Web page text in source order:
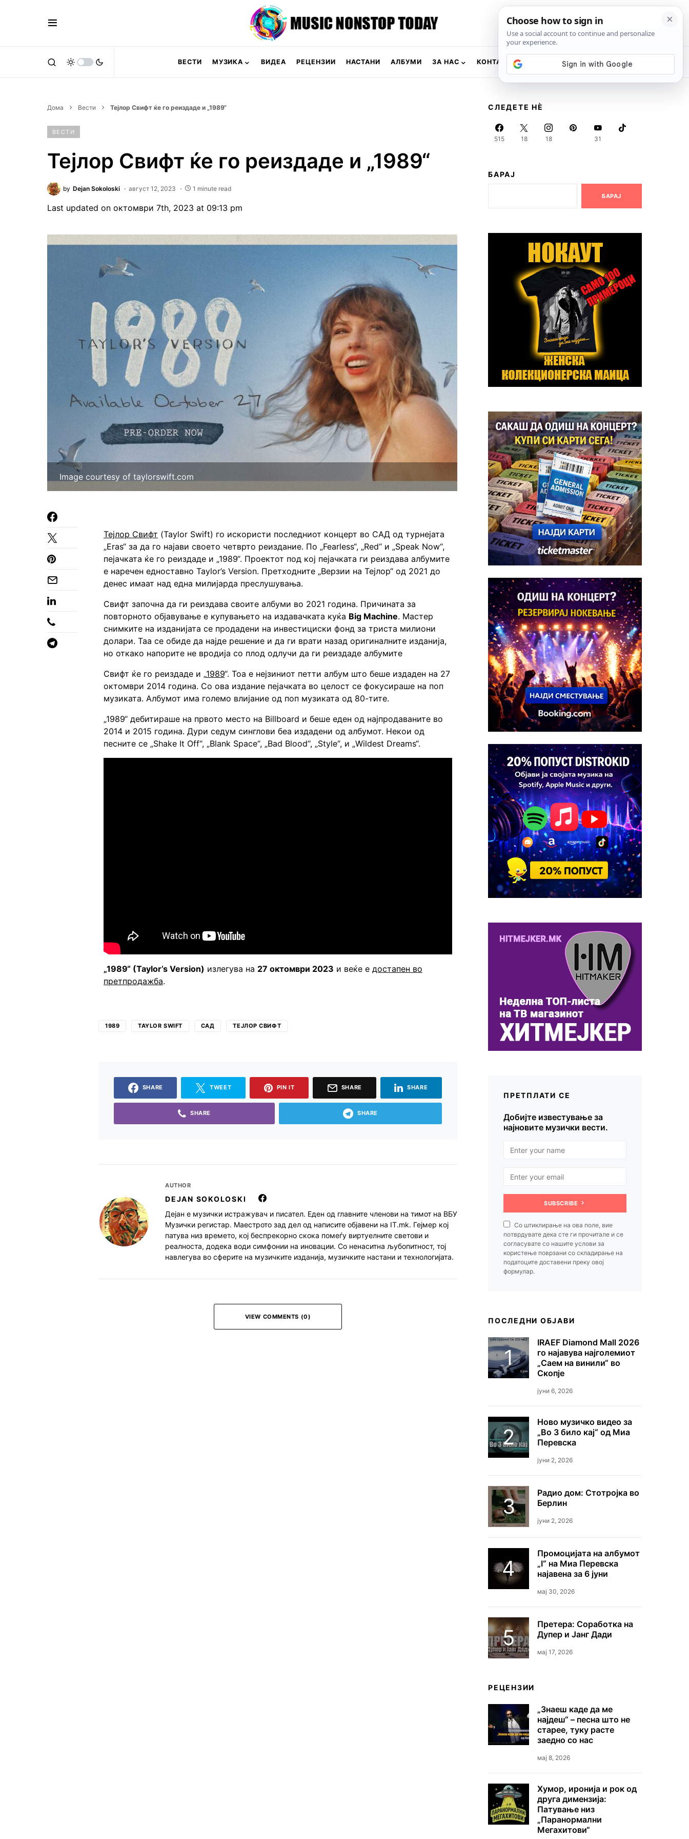
ВЕСТИ МУЗИКА ВИДЕА РЕЦЕНЗИИ НАСТАНИ АЛБУМИ ЗА НАС КОНТАКТ NEWSLETTER
Дома Вести Тејлор Свифт ќе го реиздаде и „1989“
ВЕСТИ
Тејлор Свифт ќе го реиздаде и „1989“
by Dejan Sokoloski август 12, 2023 1 minute read
Last updated on октомври 7th, 2023 at 09:13 pm
Image courtesy of taylorswift.com
Тејлор Свифт (Taylor Swift) го искористи последниот концерт во САД од турнeјата
„Eras“ за да го најави своето четврто реиздание. По „Fearless“, „Red“ и „Speak Now“,
пејачката ќе го реиздаде и „1989“. Проектот под кој пејачката ги реиздава албумите
е наречен едноставно Taylor’s Version. Претходните „Верзии на Тејлор“ од 2021 до
денес имаат над една милијарда преслушувања.
Свифт започна да ги реиздава своите албуми во 2021 година. Причината за
повторното објавување е купувањето на издавачката куќа Big Machine. Мастер
снимките на изданијата се продадени на инвестициски фонд за триста милиони
долари. Таа се обиде да најде решение и да ги врати назад оригиналните изданија,
но откако напорите не вродија со плод одлучи да ги реиздаде албумите
Свифт ќе го реиздаде и „1989“. Тоа е нејзиниот петти албум што беше издаден на 27
октомври 2014 година. Со ова издание пејачката во целост се фокусираше на поп
музиката. Албумот има големо влијание од поп музиката од 80-тите.
„1989“ дебитираше на првото место на Billboard и беше еден од најпродаваните во
2014 и 2015 година. Дури седум синглови беа издадени од албумот. Некои од
песните се „Shake It Off“, „Blank Space“, „Bad Blood“, „Style“, и „Wildest Dreams“.
„1989“ (Taylor’s Version) излегува на 27 октомври 2023 и веќе е достапен во
претпродажба.
1989 TAYLOR SWIFT САД ТЕЈЛОР СВИФТ
SHARE TWEET PIN IT SHARE SHARE
SHARE SHARE
AUTHOR
DEJAN SOKOLOSKI
Дејан е музички истражувач и писател. Еден од главните членови на тимот на ВБУ
Музички регистар. Маестрото зад дел од написите објавени на IT.mk. Гејмер кој
патува низ времето, кој беспрекорно скока помеѓу виртуелните светови и
реалноста, додека води симфонии на иновации. Со ненаситна љубопитност, тој
навлегува во сферите на музичките изданија, музичките настани и технологијата.
VIEW COMMENTS (0)
СЛЕДЕТЕ НЀ
515 18 18 31
БАРАЈ
БАРАЈ
ПРЕТПЛАТИ СЕ
Добијте известување за
најновите музички вести.
SUBSCRIBE
Со штиклирање на ова поле, вие
потврдувате дека сте ги прочитале и се
согласувате со нашите услови за
користење поврзани со складирање на
податоците доставени преку овој
формулар.
ПОСЛЕДНИ ОБЈАВИ
IRAEF Diamond Mall 2026
го најавува најголемиот
„Саем на винили“ во
Скопје
јуни 6, 2026
Ново музичко видео за
„Во 3 било кај“ од Миа
Перевска
јуни 2, 2026
Радио дом: Стотројка во
Берлин
јуни 2, 2026
Промоцијата на албумот
„I“ на Миа Перевска
најавена за 6 јуни
мај 30, 2026
Претера: Соработка на
Дупер и Јанг Дади
мај 17, 2026
РЕЦЕНЗИИ
„Знаеш каде да ме
најдеш“ – песна што не
старее, туку расте
заедно со нас
мај 8, 2026
Хумор, иронија и рок од
друга димензија:
Патување низ
„Паранормални
Мегахитови“